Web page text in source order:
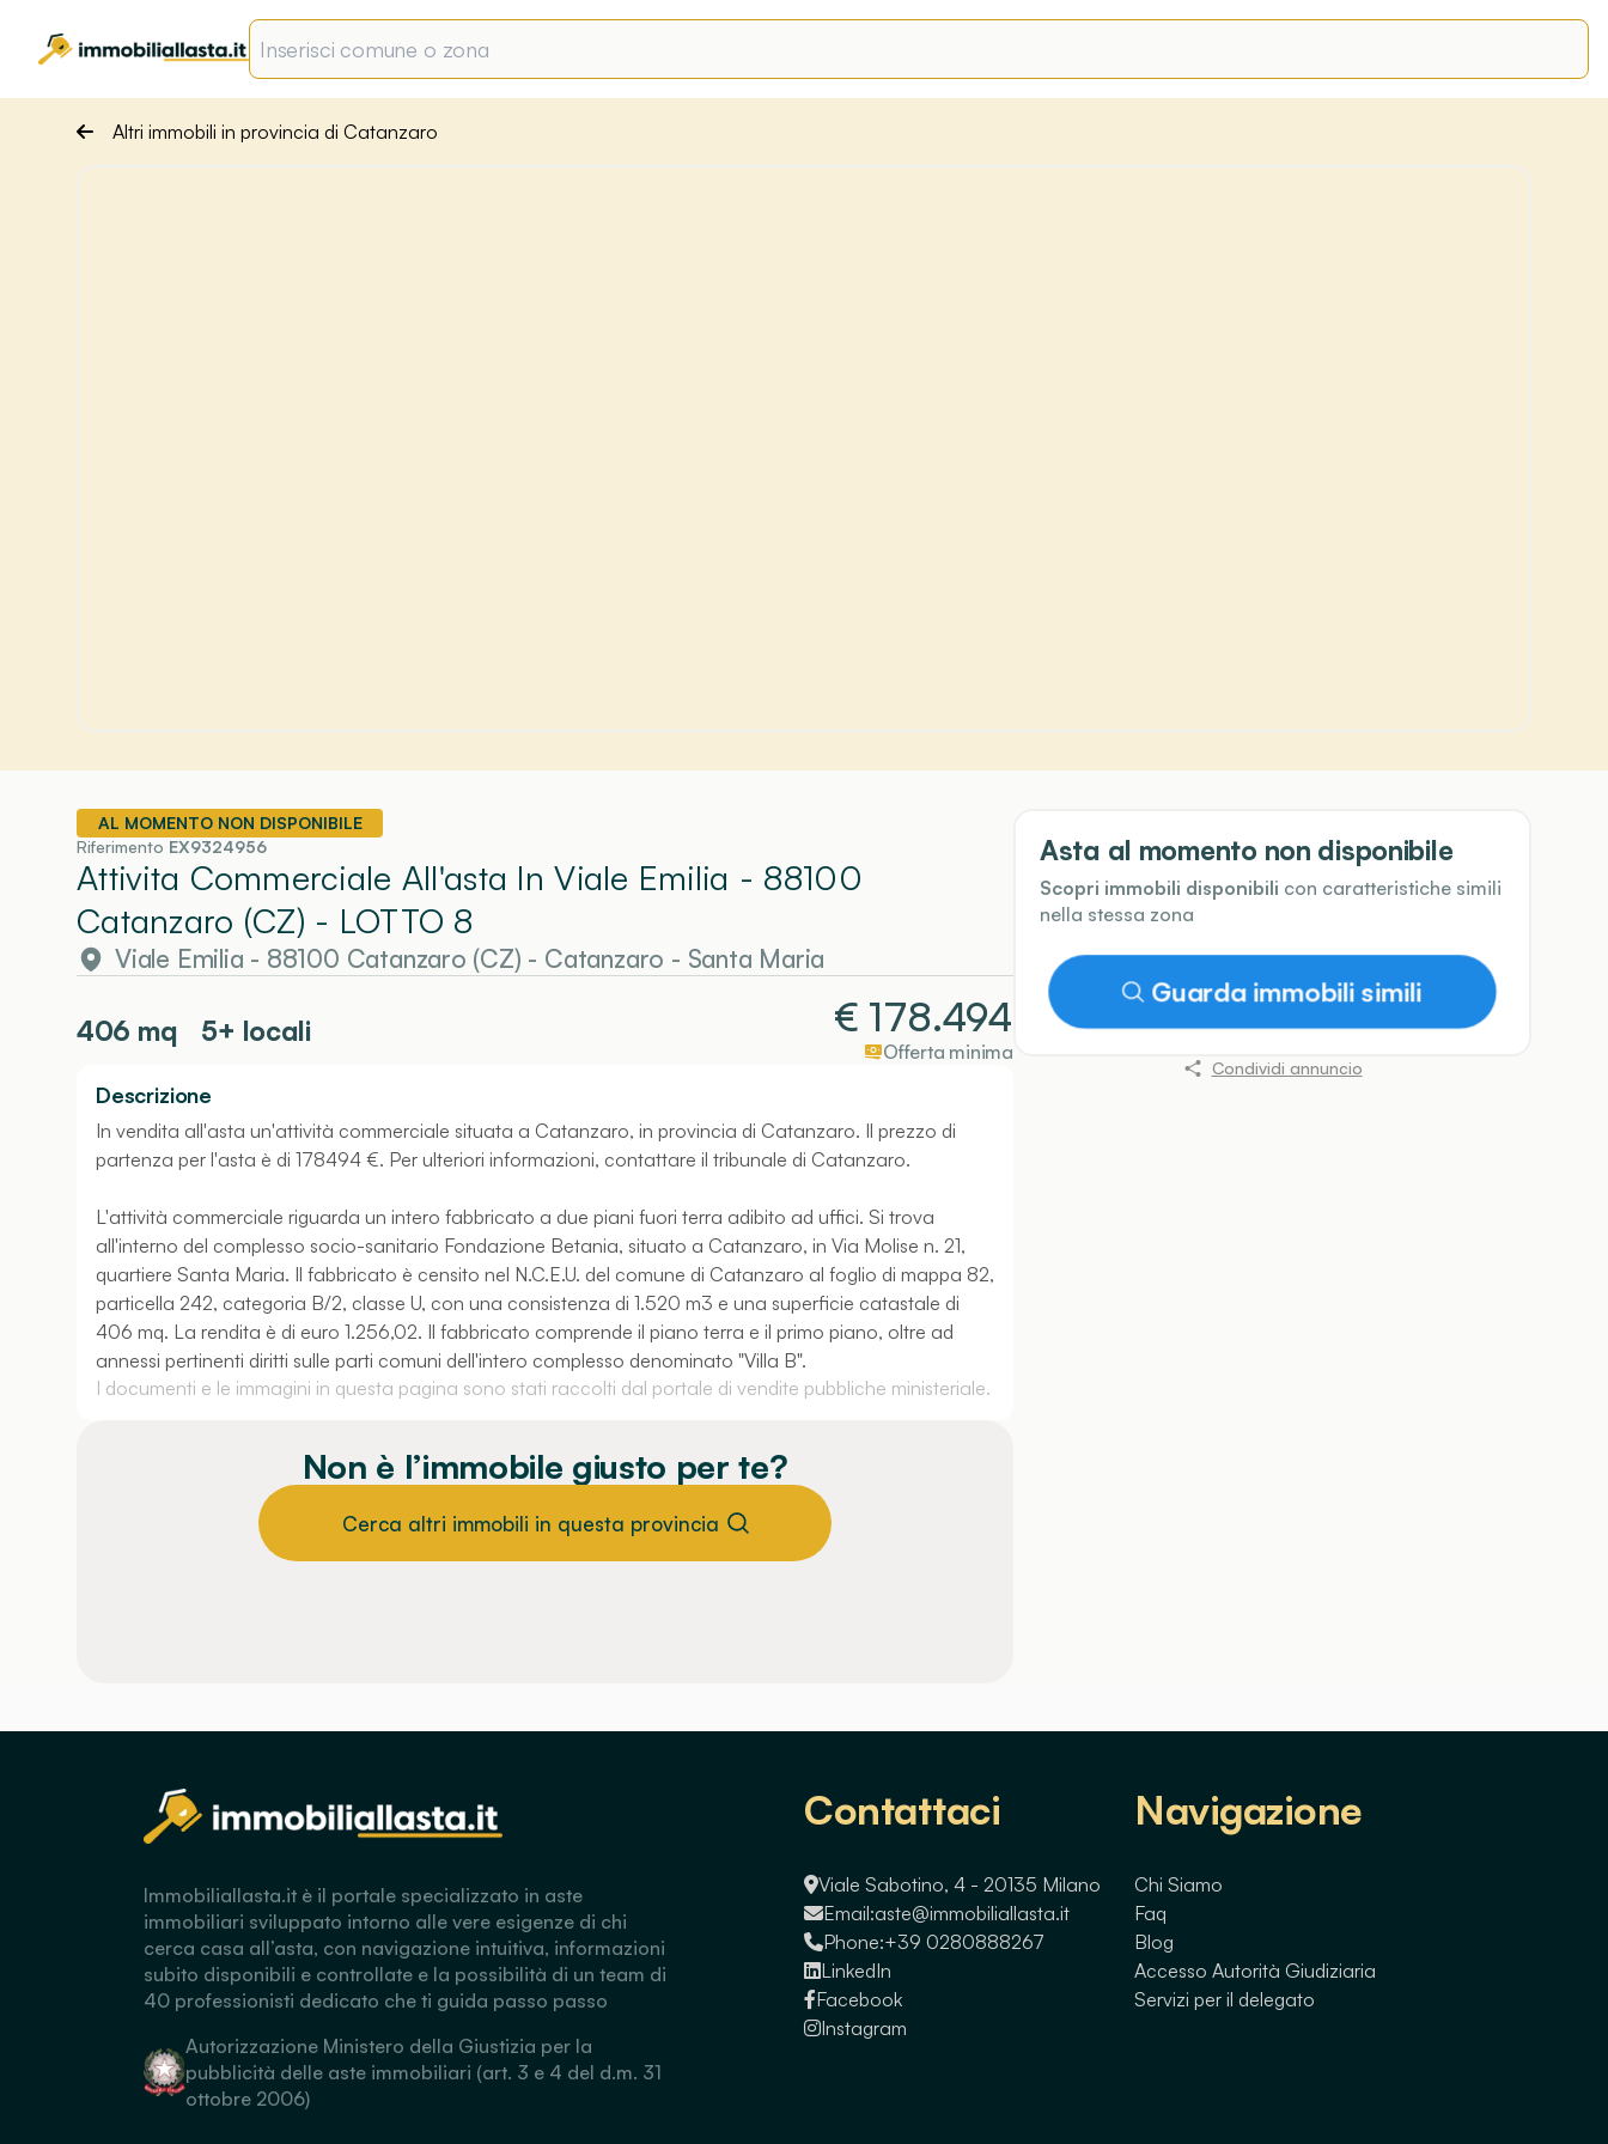
Altri immobili in provincia di Catanzaro
AL MOMENTO NON DISPONIBILE
Riferimento EX9324956
Attivita Commerciale All'asta In Viale Emilia - 88100
Catanzaro (CZ) - LOTTO 8
Viale Emilia - 88100 Catanzaro (CZ) - Catanzaro - Santa Maria
406 mq 5+ locali € 178.494
Offerta minima
Descrizione
In vendita all'asta un'attività commerciale situata a Catanzaro, in provincia di Catanzaro. Il prezzo di
partenza per l'asta è di 178494 €. Per ulteriori informazioni, contattare il tribunale di Catanzaro.
L'attività commerciale riguarda un intero fabbricato a due piani fuori terra adibito ad uffici. Si trova
all'interno del complesso socio-sanitario Fondazione Betania, situato a Catanzaro, in Via Molise n. 21,
quartiere Santa Maria. Il fabbricato è censito nel N.C.E.U. del comune di Catanzaro al foglio di mappa 82,
particella 242, categoria B/2, classe U, con una consistenza di 1.520 m3 e una superficie catastale di
406 mq. La rendita è di euro 1.256,02. Il fabbricato comprende il piano terra e il primo piano, oltre ad
annessi pertinenti diritti sulle parti comuni dell'intero complesso denominato "Villa B".
I documenti e le immagini in questa pagina sono stati raccolti dal portale di vendite pubbliche ministeriale.
Non è l’immobile giusto per te?
Cerca altri immobili in questa provincia
Asta al momento non disponibile
Scopri immobili disponibili con caratteristiche simili
nella stessa zona
Guarda immobili simili
Condividi annuncio
Immobiliallasta.it è il portale specializzato in aste
immobiliari sviluppato intorno alle vere esigenze di chi
cerca casa all’asta, con navigazione intuitiva, informazioni
subito disponibili e controllate e la possibilità di un team di
40 professionisti dedicato che ti guida passo passo
Autorizzazione Ministero della Giustizia per la
pubblicità delle aste immobiliari (art. 3 e 4 del d.m. 31
ottobre 2006)
Contattaci
Viale Sabotino, 4 - 20135 Milano
Email:aste@immobiliallasta.it
Phone:+39 0280888267
LinkedIn
Facebook
Instagram
Navigazione
Chi Siamo
Faq
Blog
Accesso Autorità Giudiziaria
Servizi per il delegato